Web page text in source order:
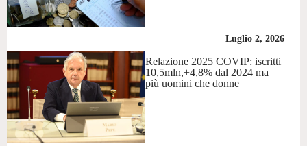
Luglio 2, 2026
Relazione 2025 COVIP: iscritti
10,5mln,+4,8% dal 2024 ma
più uomini che donne